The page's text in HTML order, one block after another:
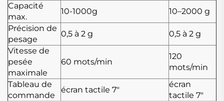
Capacité
max.
10-1000g
10–2000 g
Précision de
pesage
0,5 à 2 g
0,5 à 2 g
Vitesse de
pesée
maximale
60 mots/min
120
mots/min
Tableau de
commande
écran tactile 7"
écran
tactile 7"